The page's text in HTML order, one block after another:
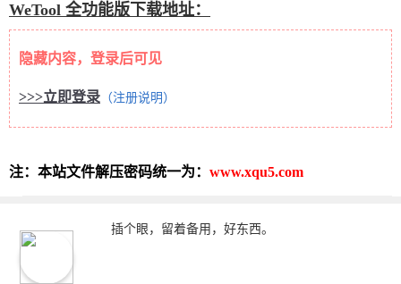
WeTool 全功能版下载地址：
隐藏内容，登录后可见
>>>立即登录 （注册说明）
注：本站文件解压密码统一为： www.xqu5.com
插个眼，留着备用，好东西。